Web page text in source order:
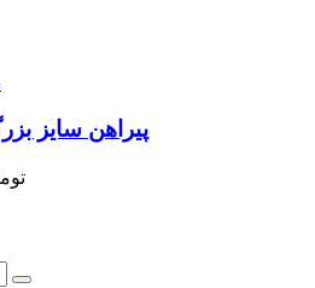
پیراهن سایز بزرگ عرض